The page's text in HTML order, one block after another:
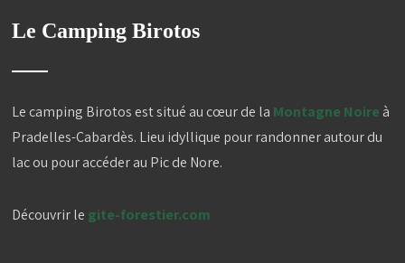
you
Le Camping Birotos
Le camping Birotos est situé au cœur de la Montagne Noire à
Pradelles-Cabardès. Lieu idyllique pour randonner autour du
lac ou pour accéder au Pic de Nore.
Découvrir le gite-forestier.com